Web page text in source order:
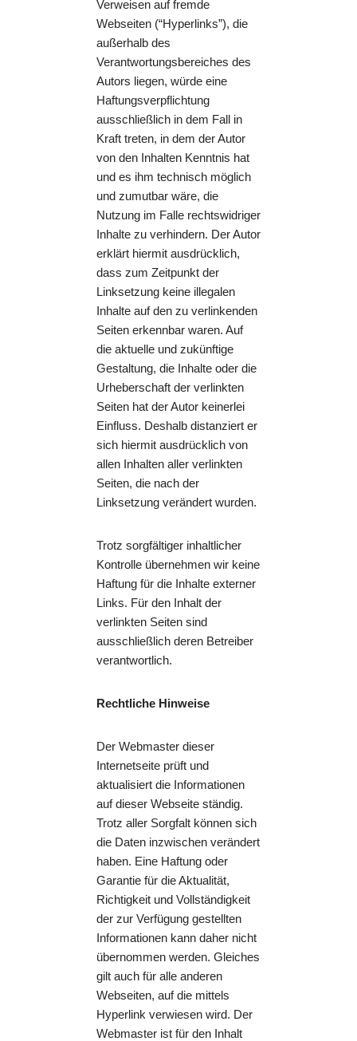
Verweisen auf fremde
Webseiten (“Hyperlinks”), die
außerhalb des
Verantwortungsbereiches des
Autors liegen, würde eine
Haftungsverpflichtung
ausschließlich in dem Fall in
Kraft treten, in dem der Autor
von den Inhalten Kenntnis hat
und es ihm technisch möglich
und zumutbar wäre, die
Nutzung im Falle rechtswidriger
Inhalte zu verhindern. Der Autor
erklärt hiermit ausdrücklich,
dass zum Zeitpunkt der
Linksetzung keine illegalen
Inhalte auf den zu verlinkenden
Seiten erkennbar waren. Auf
die aktuelle und zukünftige
Gestaltung, die Inhalte oder die
Urheberschaft der verlinkten
Seiten hat der Autor keinerlei
Einfluss. Deshalb distanziert er
sich hiermit ausdrücklich von
allen Inhalten aller verlinkten
Seiten, die nach der
Linksetzung verändert wurden.
Trotz sorgfältiger inhaltlicher
Kontrolle übernehmen wir keine
Haftung für die Inhalte externer
Links. Für den Inhalt der
verlinkten Seiten sind
ausschließlich deren Betreiber
verantwortlich.
Rechtliche Hinweise
Der Webmaster dieser
Internetseite prüft und
aktualisiert die Informationen
auf dieser Webseite ständig.
Trotz aller Sorgfalt können sich
die Daten inzwischen verändert
haben. Eine Haftung oder
Garantie für die Aktualität,
Richtigkeit und Vollständigkeit
der zur Verfügung gestellten
Informationen kann daher nicht
übernommen werden. Gleiches
gilt auch für alle anderen
Webseiten, auf die mittels
Hyperlink verwiesen wird. Der
Webmaster ist für den Inhalt